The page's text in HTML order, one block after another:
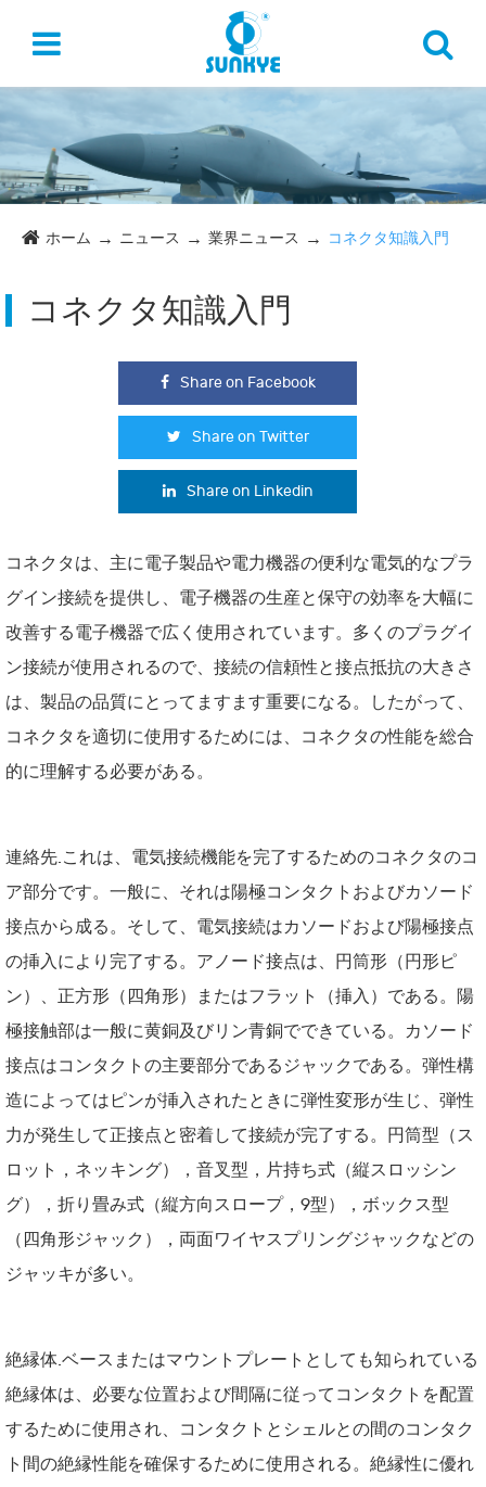
ホーム ニュース 業界ニュース コネクタ知識入門
コネクタ知識入門
Share on Facebook
Share on Twitter
Share on Linkedin
コネクタは、主に電子製品や電力機器の便利な電気的なプラ
グイン接続を提供し、電子機器の生産と保守の効率を大幅に
改善する電子機器で広く使用されています。多くのプラグイ
ン接続が使用されるので、接続の信頼性と接点抵抗の大きさ
は、製品の品質にとってますます重要になる。したがって、
コネクタを適切に使用するためには、コネクタの性能を総合
的に理解する必要がある。
連絡先.これは、電気接続機能を完了するためのコネクタのコ
ア部分です。一般に、それは陽極コンタクトおよびカソード
接点から成る。そして、電気接続はカソードおよび陽極接点
の挿入により完了する。アノード接点は、円筒形（円形ピ
ン）、正方形（四角形）またはフラット（挿入）である。陽
極接触部は一般に黄銅及びリン青銅でできている。カソード
接点はコンタクトの主要部分であるジャックである。弾性構
造によってはピンが挿入されたときに弾性変形が生じ、弾性
力が発生して正接点と密着して接続が完了する。円筒型（ス
ロット，ネッキング），音叉型，片持ち式（縦スロッシン
グ），折り畳み式（縦方向スロープ，9型），ボックス型
（四角形ジャック），両面ワイヤスプリングジャックなどの
ジャッキが多い。
絶縁体.ベースまたはマウントプレートとしても知られている
絶縁体は、必要な位置および間隔に従ってコンタクトを配置
するために使用され、コンタクトとシェルとの間のコンタク
ト間の絶縁性能を確保するために使用される。絶縁性に優れ